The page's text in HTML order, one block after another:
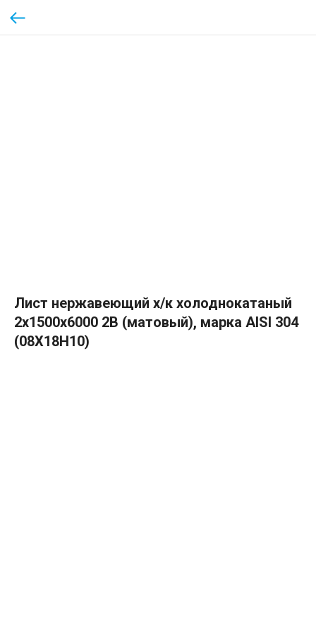
Лист нержавеющий х/к холоднокатаный
2х1500х6000 2B (матовый), марка AISI 304
(08Х18Н10)